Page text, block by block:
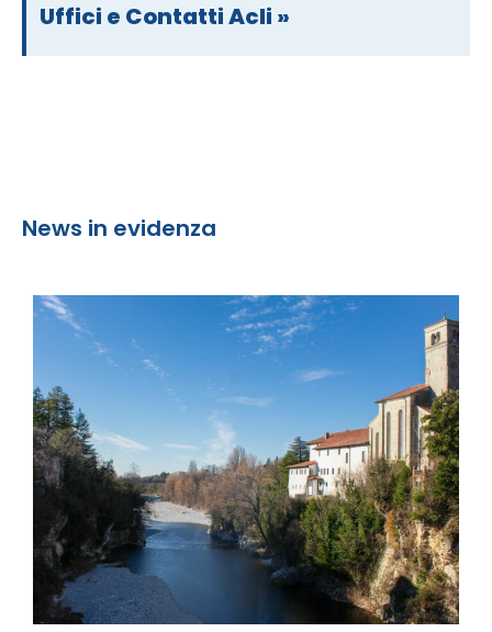
Uffici e Contatti Acli »
News in evidenza